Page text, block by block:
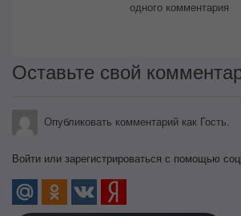
одного комментария
Оставьте свой
Опубликовать комментарий как Гость.
Войти или зарегистрироваться с помощью